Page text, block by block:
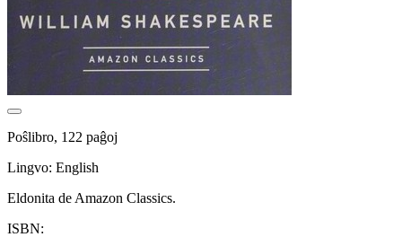
Poŝlibro, 122 paĝoj
Lingvo: English
Eldonita de Amazon Classics.
ISBN: